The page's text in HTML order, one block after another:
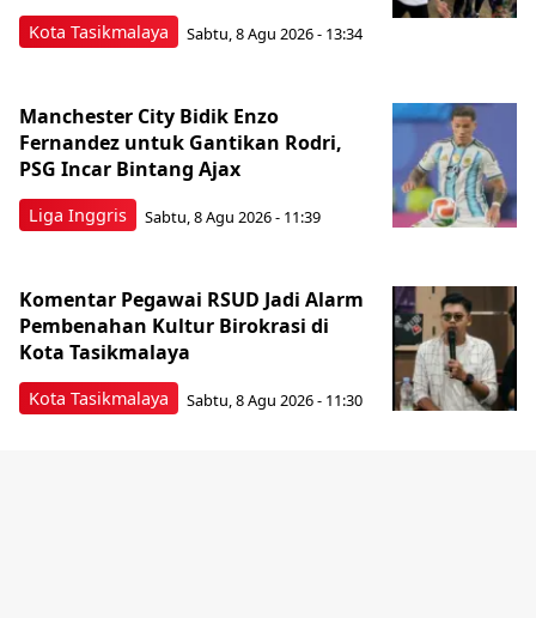
Kota Tasikmalaya Sabtu, 8 Agu 2026 - 13:34
Liga Inggris
Manchester City Bidik Enzo
Fernandez untuk Gantikan Rodri,
PSG Incar Bintang Ajax
Sabtu, 8 Agu 2026 - 11:39
Kota Tasikmalaya
Komentar Pegawai RSUD Jadi Alarm
Pembenahan Kultur Birokrasi di
Kota Tasikmalaya
Sabtu, 8 Agu 2026 - 11:30